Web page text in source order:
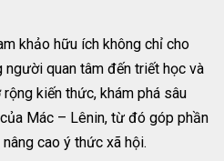
khảo hữu ích không chỉ cho
người quan tâm đến triết học và
kiến thức, khám phá sâu
Mác – Lênin, từ đó góp phần
cao ý thức xã hội.